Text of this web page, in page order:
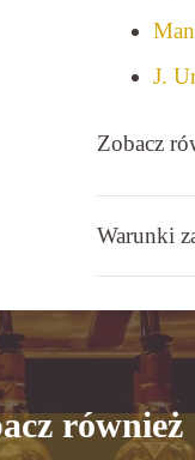
J.
Zobacz
Warunki
również